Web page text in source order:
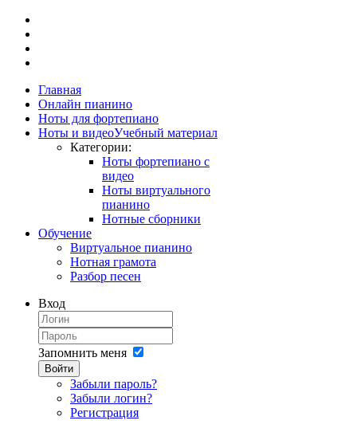
Главная
Онлайн пианино
Ноты для фортепиано
Ноты и видеоУчебный материал
Категории:
Ноты фортепиано с
видео
Ноты виртуального
пианино
Нотные сборники
Обучение
Виртуальное пианино
Нотная грамота
Разбор песен
Вход
Запомнить меня
Войти
Забыли пароль?
Забыли логин?
Регистрация